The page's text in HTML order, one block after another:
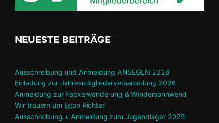
NEUESTE BEITRÄGE
Ausschreibung und Anmeldung ANSEGLN 2026
Einladung zur Jahresmitgliederversammlung 2026
Anmeldung zur Fackelwanderung & Windersonnwend
Wir trauern um Egon Richter
Ausschreibung + Anmeldung zum Jugendlager 2025